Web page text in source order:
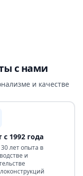
с нами
и качестве
1992 года
лет опыта в
и